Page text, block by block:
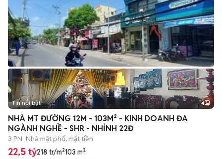
Tin nổi bật 4
NHÀ MT ĐƯỜNG 12M - 103M² - KINH DOANH ĐA
NGÀNH NGHỀ - SHR - NHỈNH 22Đ
3 PN Nhà mặt phố, mặt tiền
22,5 tỷ218 tr/m²103 m²